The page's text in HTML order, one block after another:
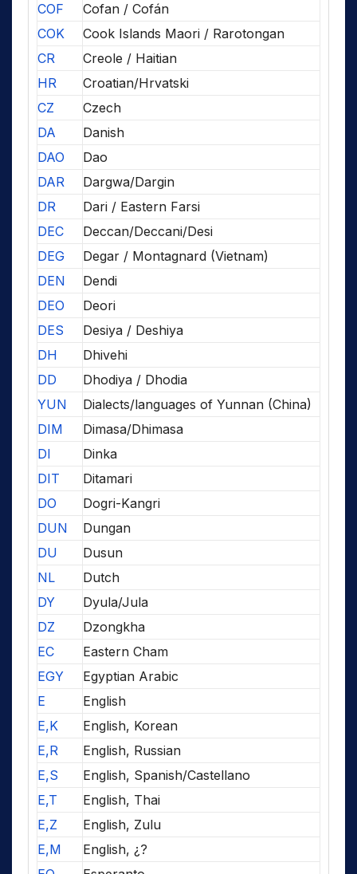
COF
Cofan / Cofán
COK
Cook Islands Maori / Rarotongan
CR
Creole / Haitian
HR
Croatian/Hrvatski
CZ
Czech
DA
Danish
DAO
Dao
DAR
Dargwa/Dargin
DR
Dari / Eastern Farsi
DEC
Deccan/Deccani/Desi
DEG
Degar / Montagnard (Vietnam)
DEN
Dendi
DEO
Deori
DES
Desiya / Deshiya
DH
Dhivehi
DD
Dhodiya / Dhodia
YUN
Dialects/languages of Yunnan (China)
DIM
Dimasa/Dhimasa
DI
Dinka
DIT
Ditamari
DO
Dogri-Kangri
DUN
Dungan
DU
Dusun
NL
Dutch
DY
Dyula/Jula
DZ
Dzongkha
EC
Eastern Cham
EGY
Egyptian Arabic
E
English
E,K
English, Korean
E,R
English, Russian
E,S
English, Spanish/Castellano
E,T
English, Thai
E,Z
English, Zulu
E,M
English, ¿?